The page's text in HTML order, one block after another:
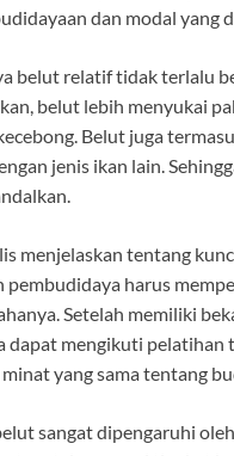
dan modal yang
belut relatif tidak terlalu
belut lebih menyukai
Belut juga
jenis ikan lain.
menjelaskan tentang
harus
Setelah memiliki
dapat mengikuti
yang sama tentang
sangat dipengaruhi